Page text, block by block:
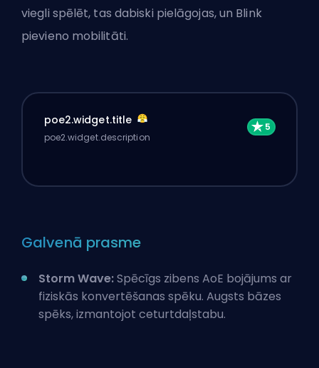
viegli spēlēt, tas dabiski pielāgojas, un Blink
pievieno mobilitāti.
poe2.widget.title
poe2.widget.description
Galvenā prasme
Storm Wave:Spēcīgs zibens AoE bojājums ar
fiziskās konvertēšanas spēku. Augsts bāzes
spēks, izmantojot ceturtdaļstabu.